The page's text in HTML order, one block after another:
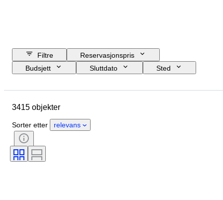
Filtre
Reservasjonspris
Budsjett
Sluttdato
Sted
Materiale
Sertifisering
Tilbehør inkludert
Æra
Modell
3415 objekter
Sorter etter relevans